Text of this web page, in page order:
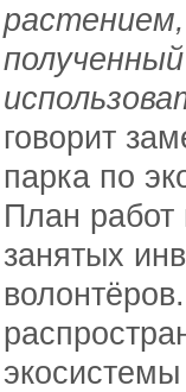
говорит
парка по
План работ
занятых